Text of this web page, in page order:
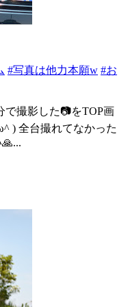
#写真は他力本願w #お
で撮影した📷をTOP画
) 全台撮れてなかった